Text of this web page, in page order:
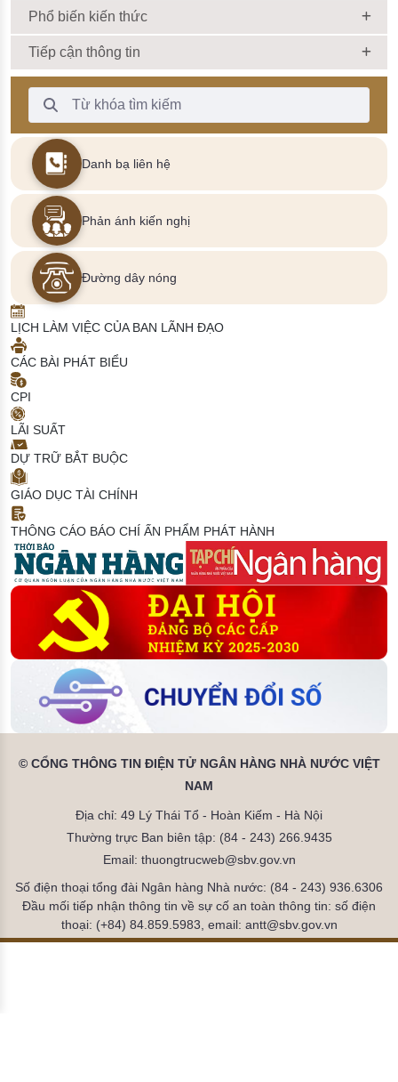
Phổ biến kiến thức
Tiếp cận thông tin
Thanh Tìm kiếm
Danh bạ liên hệ
Phản ánh kiến nghị
Đường dây nóng
LỊCH LÀM VIỆC CỦA BAN LÃNH ĐẠO
CÁC BÀI PHÁT BIỂU
CPI
LÃI SUẤT
DỰ TRỮ BẮT BUỘC
GIÁO DỤC TÀI CHÍNH
THÔNG CÁO BÁO CHÍ ẤN PHẨM PHÁT HÀNH
© CỔNG THÔNG TIN ĐIỆN TỬ NGÂN HÀNG NHÀ NƯỚC VIỆT
NAM
Địa chỉ: 49 Lý Thái Tổ - Hoàn Kiếm - Hà Nội
Thường trực Ban biên tập: (84 - 243) 266.9435
Email: thuongtrucweb@sbv.gov.vn
Số điện thoại tổng đài Ngân hàng Nhà nước: (84 - 243) 936.6306
Đầu mối tiếp nhận thông tin về sự cố an toàn thông tin: số điện
thoại: (+84) 84.859.5983, email: antt@sbv.gov.vn